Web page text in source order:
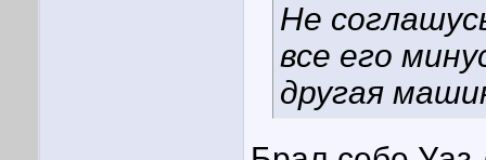
Не
все его
другая